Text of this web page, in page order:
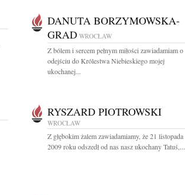
DANUTA BORZYMOWSKA-
GRAD WROCŁAW
Z bólem i sercem pełnym miłości zawiadamiam o
odejściu do Królestwa Niebieskiego mojej
ukochanej...
RYSZARD PIOTROWSKI
WROCŁAW
Z głębokim żalem zawiadamiamy, że 21 listopada
2009 roku odszedł od nas nasz ukochany Tatuś,...